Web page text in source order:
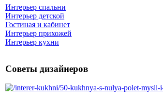
Интерьер спальни
Интерьер детской
Гостиная и кабинет
Интерьер прихожей
Интерьер кухни
Советы дизайнеров